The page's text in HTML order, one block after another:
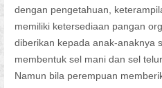
dengan pengetahuan,
memiliki ketersediaan pangan
diberikan kepada anak-anaknya
membentuk sel mani dan sel
Namun bila perempuan